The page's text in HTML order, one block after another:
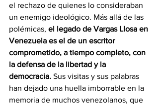
el rechazo de quienes lo consideraban
un enemigo ideológico. Más allá de las
polémicas, el legado de Vargas Llosa en
Venezuela es el de un escritor
comprometido, a tiempo completo, con
la defensa de la libertad y la
democracia. Sus visitas y sus palabras
han dejado una huella imborrable en la
memoria de muchos venezolanos, que